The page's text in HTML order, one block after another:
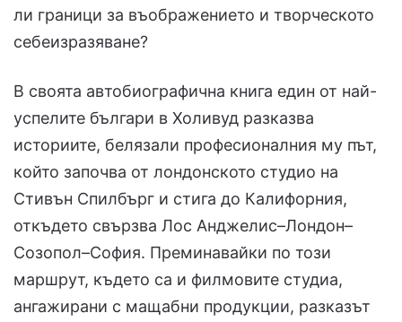
ли граници за въображението и творческото
себеизразяване?
В своята автобиографична книга един от най-
успелите българи в Холивуд разказва
историите, белязали професионалния му път,
който започва от лондонското студио на
Стивън Спилбърг и стига до Калифорния,
откъдето свързва Лос Анджелис–Лондон–
Созопол–София. Преминавайки по този
маршрут, където са и филмовите студиа,
ангажирани с мащабни продукции, разказът